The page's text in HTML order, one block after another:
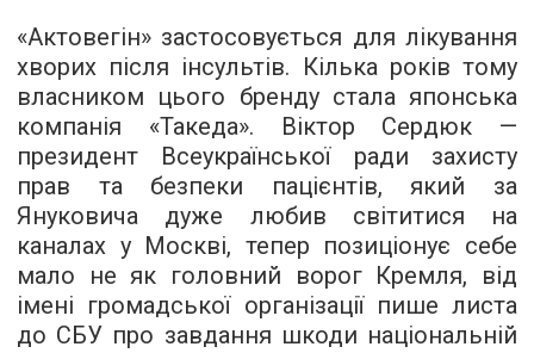
«Актовегін» застосовується для лікування
хворих після інсультів. Кілька років тому
власником цього бренду стала японська
компанія «Такеда». Віктор Сердюк —
президент Всеукраїнської ради захисту
прав та безпеки пацієнтів, який за
Януковича дуже любив світитися на
каналах у Москві, тепер позиціонує себе
мало не як головний ворог Кремля, від
імені громадської організації пише листа
до СБУ про завдання шкоди національній